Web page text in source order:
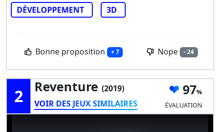
DÉVELOPPEMENT
3D
Bonne proposition + 7 Nope - 24
2 Reventure (2019)
VOIR DES JEUX SIMILAIRES
97
ÉVALUATION